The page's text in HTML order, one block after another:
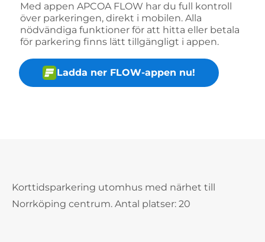
Med appen APCOA FLOW har du full kontroll
över parkeringen, direkt i mobilen. Alla
nödvändiga funktioner för att hitta eller betala
för parkering finns lätt tillgängligt i appen.
Ladda ner FLOW-appen nu!
Korttidsparkering utomhus med närhet till
Norrköping centrum. Antal platser: 20